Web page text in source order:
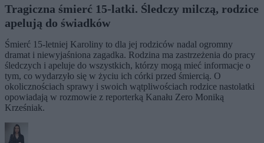
Tragiczna śmierć 15-latki. Śledczy milczą, rodzice
apelują do świadków
Śmierć 15-letniej Karoliny to dla jej rodziców nadal ogromny
dramat i niewyjaśniona zagadka. Rodzina ma zastrzeżenia do pracy
śledczych i apeluje do wszystkich, którzy mogą mieć informacje o
tym, co wydarzyło się w życiu ich córki przed śmiercią. O
okolicznościach sprawy i swoich wątpliwościach rodzice nastolatki
opowiadają w rozmowie z reporterką Kanału Zero Moniką
Krześniak.